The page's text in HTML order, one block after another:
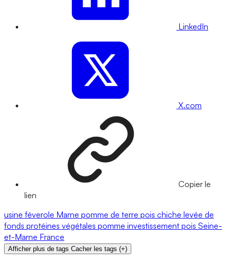
LinkedIn
X.com
Copier le
lien
usine féverole Marne pomme de terre pois chiche levée de
fonds protéines végétales pomme investissement pois Seine-
et-Marne France
Afficher plus de tags Cacher les tags (+)